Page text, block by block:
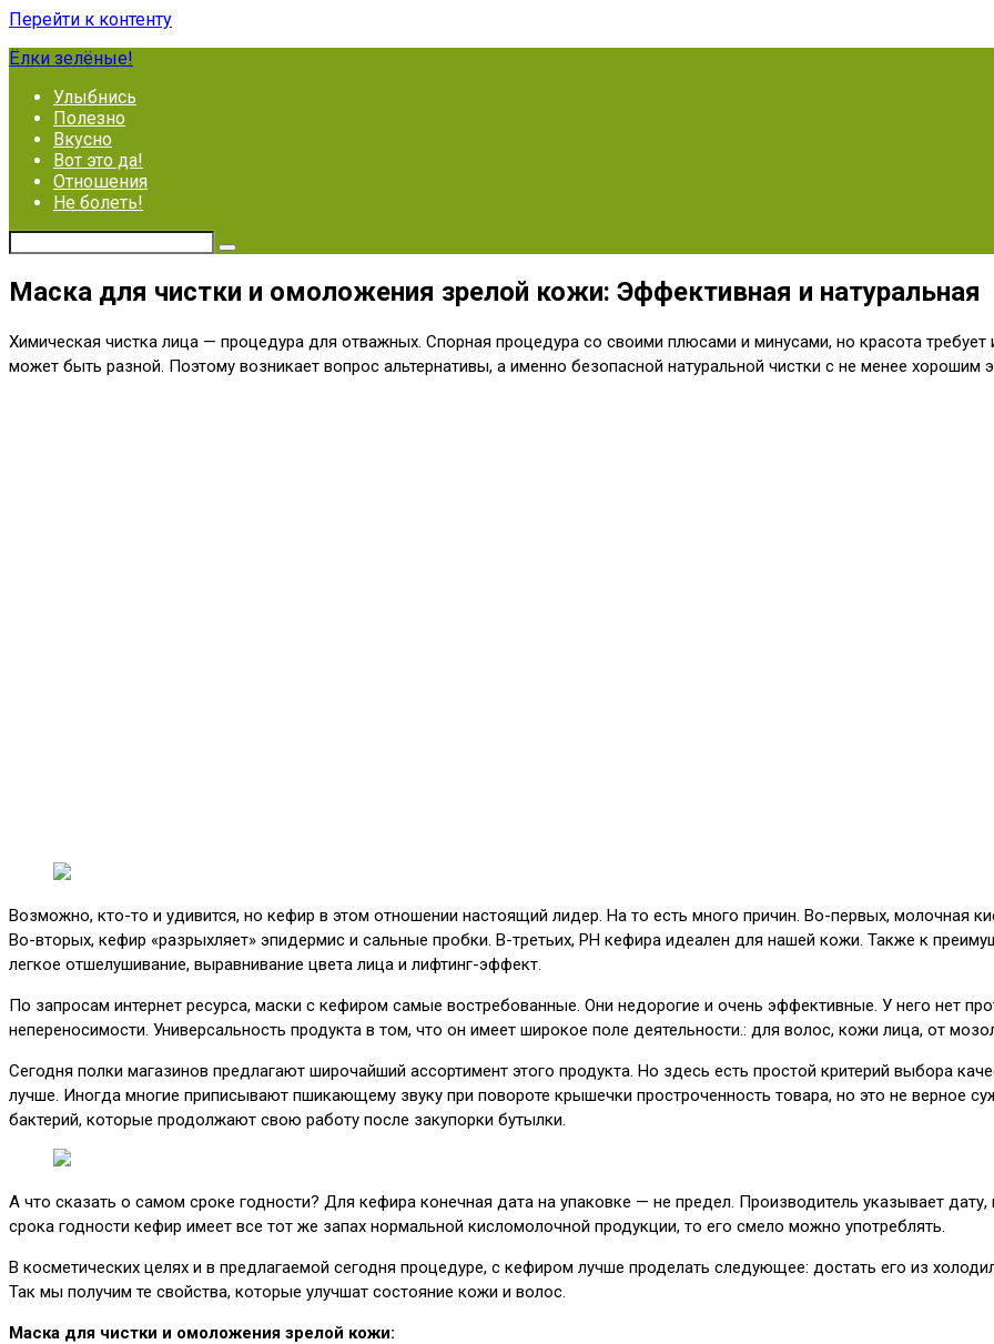
Перейти к контенту
Ёлки зелёные!
Улыбнись
Полезно
Вкусно
Вот это да!
Отношения
Не болеть!
Маска для чистки и омоложения зрелой кожи: Эффективная и натуральная
Химическая чистка лица — процедура для отважных. Спорная процедура со своими плюсами и минусами, но красота
может быть разной. Поэтому возникает вопрос альтернативы, а именно безопасной натуральной чистки с не менее хорошим
Возможно, кто-то и удивится, но кефир в этом отношении настоящий лидер. На то есть много причин. Во-первых, молочная
Во-вторых, кефир «разрыхляет» эпидермис и сальные пробки. В-третьих, РН кефира идеален для нашей кожи. Также к
легкое отшелушивание, выравнивание цвета лица и лифтинг-эффект.
По запросам интернет ресурса, маски с кефиром самые востребованные. Они недорогие и очень эффективные. У него нет
непереносимости. Универсальность продукта в том, что он имеет широкое поле деятельности.: для волос, кожи лица, от
Сегодня полки магазинов предлагают широчайший ассортимент этого продукта. Но здесь есть простой критерий выбора
лучше. Иногда многие приписывают пшикающему звуку при повороте крышечки простроченность товара, но это не верное
бактерий, которые продолжают свою работу после закупорки бутылки.
А что сказать о самом сроке годности? Для кефира конечная дата на упаковке — не предел. Производитель указывает
срока годности кефир имеет все тот же запах нормальной кисломолочной продукции, то его смело можно употреблять.
В косметических целях и в предлагаемой сегодня процедуре, с кефиром лучше проделать следующее: достать его из
Так мы получим те свойства, которые улучшат состояние кожи и волос.
Маска для чистки и омоложения зрелой кожи: